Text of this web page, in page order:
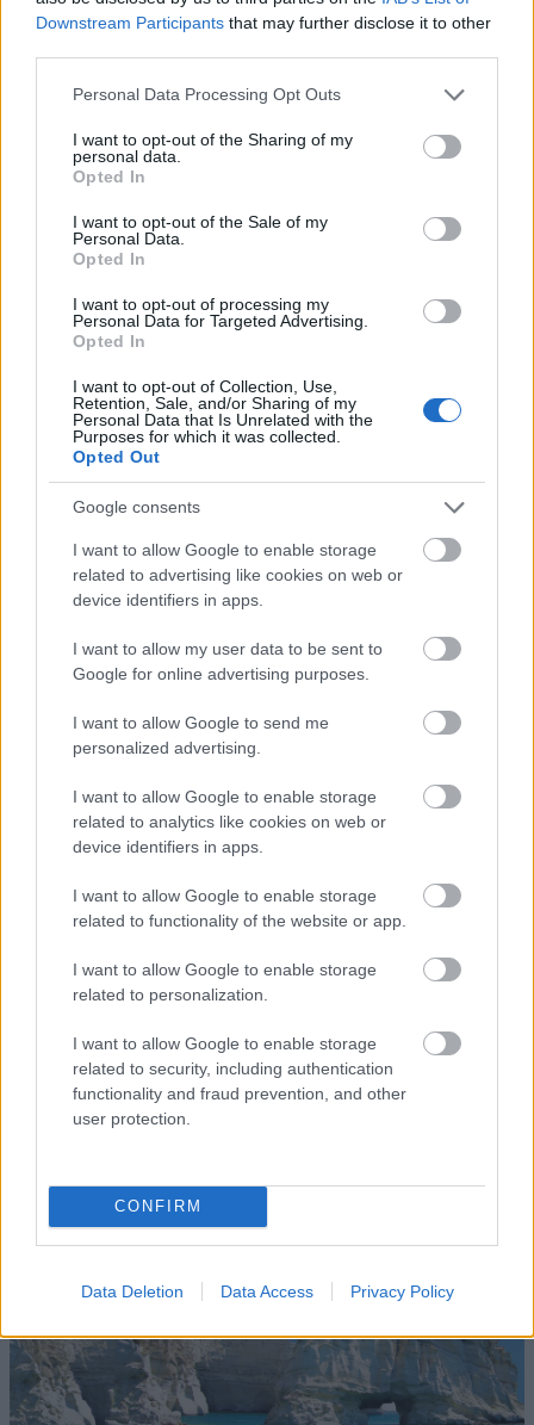
Downstream Participants that may further disclose it to other
Please note that this website/app uses one or more Google
not limited to your visit or usage behaviour. You may click to
grant or deny consent to Google and its third-party tags to
use your data for below specified purposes in below Google
consent section.
Personal Data Processing Opt Outs
I want to opt-out of the Sharing of my
personal data.
Opted In
I want to opt-out of the Sale of my
Personal Data.
Opted In
I want to opt-out of processing my
Personal Data for Targeted Advertising.
Opted In
I want to opt-out of Collection, Use,
Retention, Sale, and/or Sharing of my
Personal Data that Is Unrelated with the
Purposes for which it was collected.
Opted Out
Google consents
I want to allow Google to enable storage
related to advertising like cookies on web or
device identifiers in apps.
I want to allow my user data to be sent to
Google for online advertising purposes.
I want to allow Google to send me
personalized advertising.
I want to allow Google to enable storage
related to analytics like cookies on web or
device identifiers in apps.
I want to allow Google to enable storage
related to functionality of the website or app.
I want to allow Google to enable storage
related to personalization.
I want to allow Google to enable storage
related to security, including authentication
functionality and fraud prevention, and other
user protection.
CONFIRM
Data Deletion Data Access Privacy Policy
Μέρες που σχεδιάζονται μόνες
τους
Η ομορφιά της διαμονής στην Πολλώνια είναι ότι η
Μήλος οργανώνεται γύρω σου. Κάποιες μέρες δεν θα
φύγεις καθόλου από τη βεράντα — και η βεράντα,
μεγάλη και ανοιχτή στη θάλασσα, έχει πολύ πειστικά
απόγευμα, ηλιοβασίλεμα με ένα ποτήρι Ασύρτικο καθώς
ο κόλπος γίνεται χρυσός.
Άλλες μέρες, το νησί σε καλεί. Το Σαρακήνικο, ίσως το πιο
φωτογραφημένο τοπίο του Αιγαίου, απέχει λίγα λεπτά
με το αυτοκίνητο — πήγαινε νωρίς, όταν ο λευκός
ηφαιστειακός βράχος λάμπει στο πρωινό φως. Ο
από τις πιο εντυπωσιακές βουτιές του νησιού. Η
βαρκάδα στο Κλέφτικο, το παλιό λημέρι των πειρατών
με τους σμιλεμένους βράχους και τις γαλαζοπράσινες
σπηλιές, είναι εκδρομή ζωής. Και όταν πέφτει το βράδυ,
η Πλάκα, η πρωτεύουσα του νησιού, ανταμείβει τους
περιπατητές με ασβεστωμένα σοκάκια και ένα από τα
σπουδαιότερα ηλιοβασιλέματα των Κυκλάδων, ενώ το
Κλήμα, ο ψαράδικος οικισμός με τα πολύχρωμα
σύρματα στο κύμα, μοιάζει βγαλμένο από πίνακα
Κι έπειτα, όποια κατεύθυνση κι αν πήρε η μέρα,
επιστρέφεις στην Πολλώνια — για δείπνο στο λιμανάκι,
για τον ήχο των μικρών κυμάτων, σε ένα σπίτι όπου η
θάλασσα είναι το τελευταίο πράγμα που ακούς πριν